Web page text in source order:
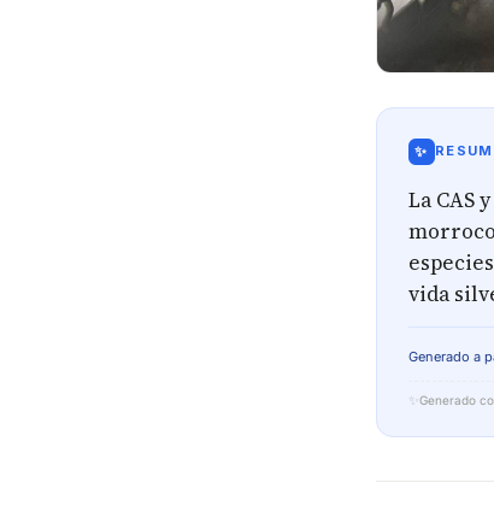
✨
La CAS
vida
Generado a
✨ Generado